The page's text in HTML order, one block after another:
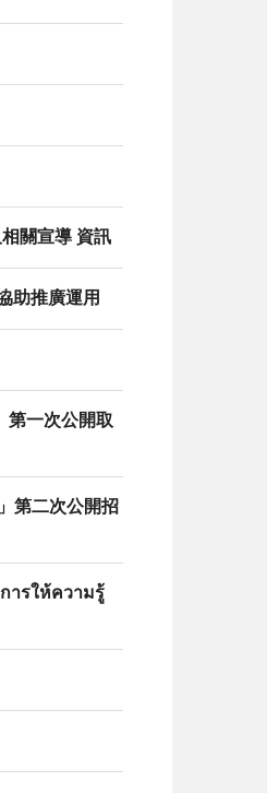
關宣導 資訊
助推廣運用
第一次公開取
第二次公開招
การให้ความรู้